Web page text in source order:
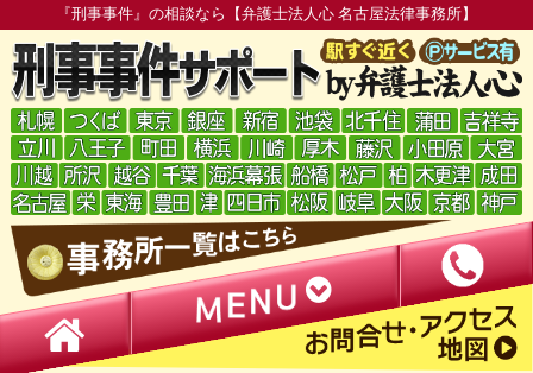
『刑事事件』の相談なら【弁護士法人心 名古屋法律事務所】